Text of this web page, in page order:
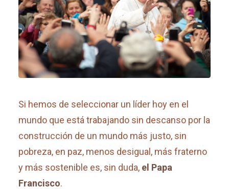
Si hemos de seleccionar un líder hoy en el
mundo que está trabajando sin descanso por la
construcción de un mundo más justo, sin
pobreza, en paz, menos desigual, más fraterno
y más sostenible es, sin duda, el Papa
Francisco.